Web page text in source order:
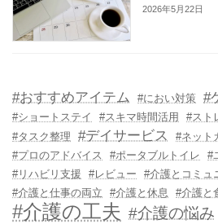
2026年5月22日
#おすすめアイテム #におい対策 #
#ショートステイ #スキマ時間活用 #スト
#タスク整理
#デイサービス
#ネット
#プロのアドバイス
#ポータブルトイレ
#
#リハビリ支援
#レビュー
#介護とコミュ
#介護と仕事の両立
#介護と休息 #介護と
#介護の工夫 #介護の悩み